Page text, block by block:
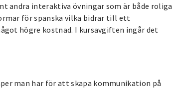
andra interaktiva övningar som är både roliga
för spanska vilka bidrar till ett
högre kostnad. I kursavgiften ingår det
man har för att skapa kommunikation på